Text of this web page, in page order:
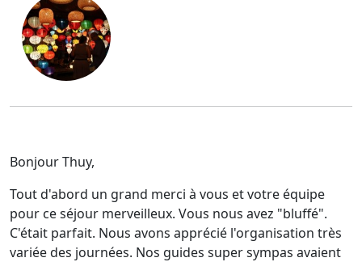
Bonjour Thuy,
Tout d'abord un grand merci à vous et votre équipe
pour ce séjour merveilleux. Vous nous avez "bluffé".
C'était parfait. Nous avons apprécié l'organisation très
variée des journées. Nos guides super sympas avaient